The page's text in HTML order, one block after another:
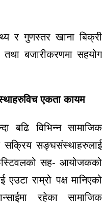
र गुणस्तर खाना बिक्री
तथा बजारीकरणमा सहयोग
एकता कायम
बढि विभिन्न सामाजिक
सङ्घसंस्थाहरुलाई
सह- आयोजकको
राम्रो पक्ष मानिएको
रहेका सामाजिक